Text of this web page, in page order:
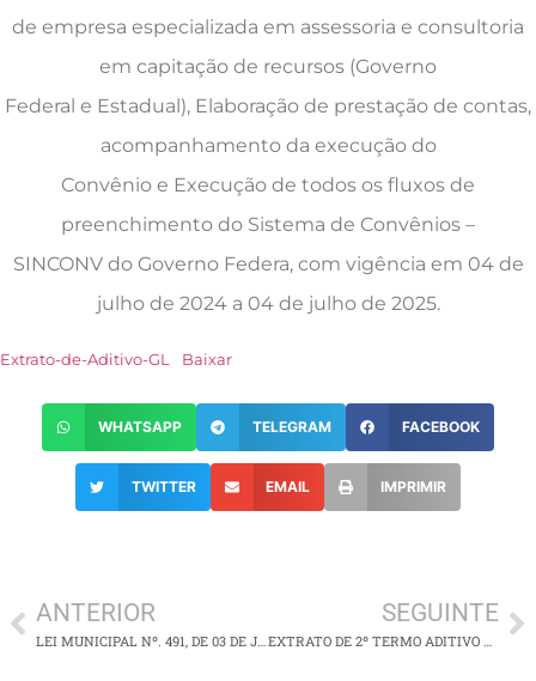
de empresa especializada em assessoria e consultoria
em capitação de recursos (Governo
Federal e Estadual), Elaboração de prestação de contas,
acompanhamento da execução do
Convênio e Execução de todos os fluxos de
preenchimento do Sistema de Convênios –
SINCONV do Governo Federa, com vigência em 04 de
julho de 2024 a 04 de julho de 2025.
Extrato-de-Aditivo-GL Baixar
WHATSAPP TELEGRAM FACEBOOK
TWITTER EMAIL IMPRIMIR
ANTERIOR
LEI MUNICIPAL Nº. 491, DE 03 DE JUNHO DE 2024 – LEI DE DIRETRIZES ORÇAMENTÁRIAS 2025
SEGUINTE
EXTRATO DE 2º TERMO ADITIVO AO CONTRATO N° 084/2022